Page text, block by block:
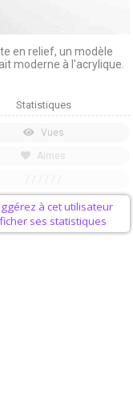
en relief, un modèle
moderne à l'acrylique.
Statistiques
Vues
Aimes
à cet utilisateur
ses statistiques